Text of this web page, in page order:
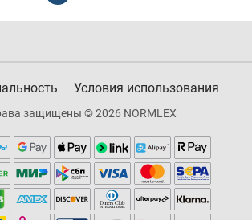
Условия использования
защищены © 2026 NORMLEX